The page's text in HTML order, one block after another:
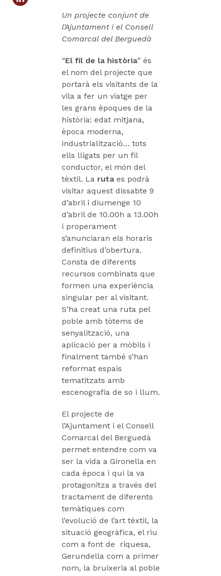
Un projecte conjunt de
l’Ajuntament i el Consell
Comarcal del Berguedà
“El fil de la història” és
el nom del projecte que
portarà els visitants de la
vila a fer un viatge per
les grans èpoques de la
història: edat mitjana,
època moderna,
industrialització… tots
ells lligats per un fil
conductor, el món del
tèxtil. La rutaes podrà
visitar aquest dissabte 9
d’abril i diumenge 10
d’abril de 10.00h a 13.00h
i properament
s’anunciaran els horaris
definitius d’obertura.
Consta de diferents
recursos combinats que
formen una experiència
singular per al visitant.
S’ha creat una ruta pel
poble amb tòtems de
senyalització, una
aplicació per a mòbils i
finalment també s’han
reformat espais
tematitzats amb
escenografia de so i llum.
El projecte de
l’Ajuntament i el Consell
Comarcal del Berguedà
permet entendre com va
ser la vida a Gironella en
cada època i qui la va
protagonitza a través del
tractament de diferents
temàtiques com
l’evolució de l’art tèxtil, la
situació geogràfica, el riu
com a font de riquesa,
Gerundella com a primer
nom, la bruixeria al poble